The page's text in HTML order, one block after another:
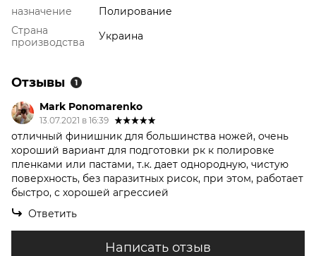
назначение
Полирование
Страна
производства
Украина
Отзывы 1
Mark Ponomarenko
13.07.2021 в 16:39
отличный финишник для большинства ножей, очень
хороший вариант для подготовки рк к полировке
пленками или пастами, т.к. дает однородную, чистую
поверхность, без паразитных рисок, при этом, работает
быстро, с хорошей агрессией
Ответить
Написать отзыв